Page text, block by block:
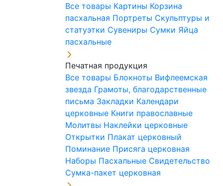
Все товары Картины Корзина
пасхальная Портреты Скульптуры и
статуэтки Сувениры Сумки Яйца
пасхальные
Печатная продукция
Все товары Блокноты Вифлеемская
звезда Грамоты, благодарственные
письма Закладки Календари
церковные Книги православные
Молитвы Наклейки церковные
Открытки Плакат церковный
Поминание Присяга церковная
Наборы Пасхальные Свидетельство
Сумка-пакет церковная